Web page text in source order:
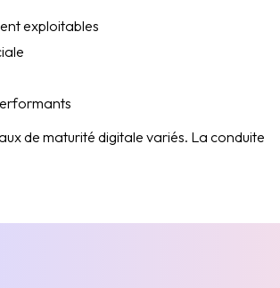
exploitables
de maturité digitale variés. La conduite